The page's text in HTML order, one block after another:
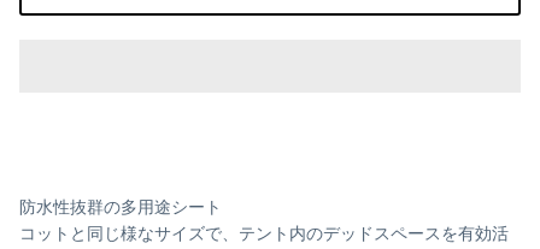
防水性抜群の多用途シート
コットと同じ様なサイズで、テント内のデッドスペースを有効活